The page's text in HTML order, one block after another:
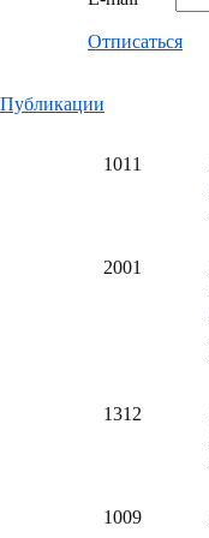
Отписаться
Публикации
1011
2001
1312
1009